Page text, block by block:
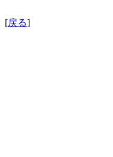
[戻る]